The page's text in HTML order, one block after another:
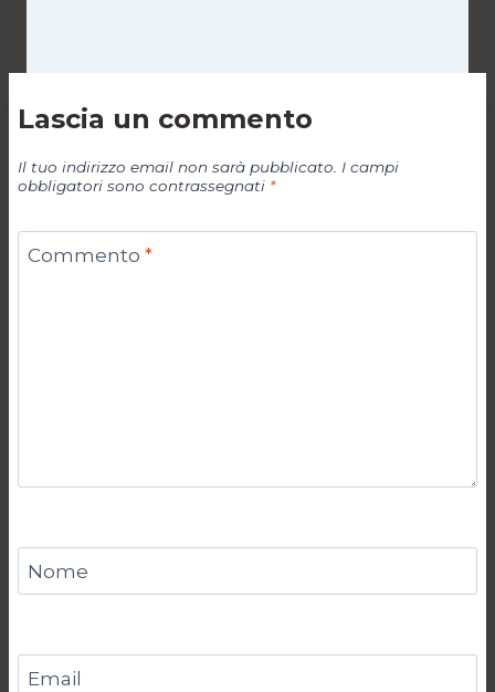
Lascia un commento
Il tuo indirizzo email non sarà pubblicato. I campi
obbligatori sono contrassegnati *
Commento *
Nome
Email